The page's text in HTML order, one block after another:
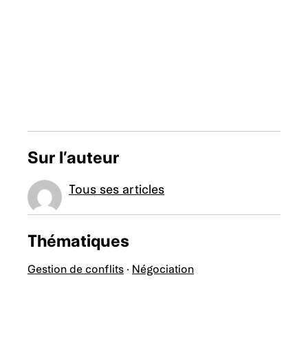
Sur l’auteur
Tous ses articles
Thématiques
Gestion de conflits · Négociation